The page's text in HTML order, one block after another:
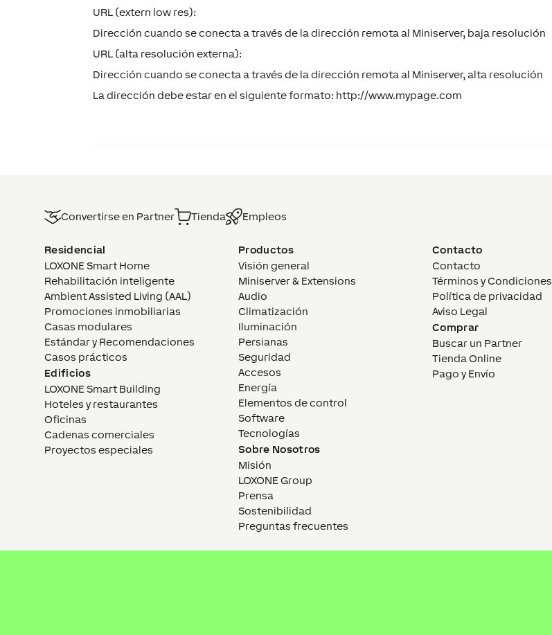
URL (extern low res):
Dirección cuando se conecta a través de la dirección remota al Miniserver, baja resolución
URL (alta resolución externa):
Dirección cuando se conecta a través de la dirección remota al Miniserver, alta resolución
La dirección debe estar en el siguiente formato: http://www.mypage.com
Convertirse en Partner Tienda Empleos
Residencial
LOXONE Smart Home
Rehabilitación inteligente
Ambient Assisted Living (AAL)
Promociones inmobiliarias
Casas modulares
Estándar y Recomendaciones
Casos prácticos
Edificios
LOXONE Smart Building
Hoteles y restaurantes
Oficinas
Cadenas comerciales
Proyectos especiales
Productos
Visión general
Miniserver & Extensions
Audio
Climatización
Iluminación
Persianas
Seguridad
Accesos
Energía
Elementos de control
Software
Tecnologías
Sobre Nosotros
Misión
LOXONE Group
Prensa
Sostenibilidad
Preguntas frecuentes
Contacto
Contacto
Términos y Condiciones
Política de privacidad
Aviso Legal
Comprar
Buscar un Partner
Tienda Online
Pago y Envío